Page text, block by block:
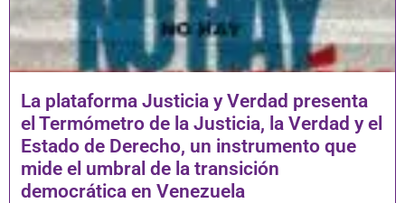
La plataforma Justicia y Verdad presenta
el Termómetro de la Justicia, la Verdad y el
Estado de Derecho, un instrumento que
mide el umbral de la transición
democrática en Venezuela